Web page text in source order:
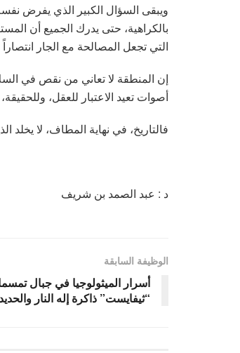
ويبقى السؤال الكبير الذي يفرض
بالكراهية، حتى يدرك الجميع أن
التي تجعل المصالحة مع الجار انتصاراً
إن المنطقة لا تعاني من نقص في
أصوات تعيد الاعتبار للعقل،
فالتاريخ، في نهاية المطاف، لا يخلد
د : عبد الصمد بن شريف
الوظيفة السابقة
أسرار الميثولوجيا في جبال
“ثيفايست” ذاكرة إله النار